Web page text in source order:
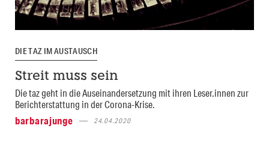
DIE TAZ IM AUSTAUSCH
Streit muss sein
Die taz geht in die Auseinandersetzung mit ihren Leser.innen zur
Berichterstattung in der Corona-Krise.
barbarajunge
24.04.2020